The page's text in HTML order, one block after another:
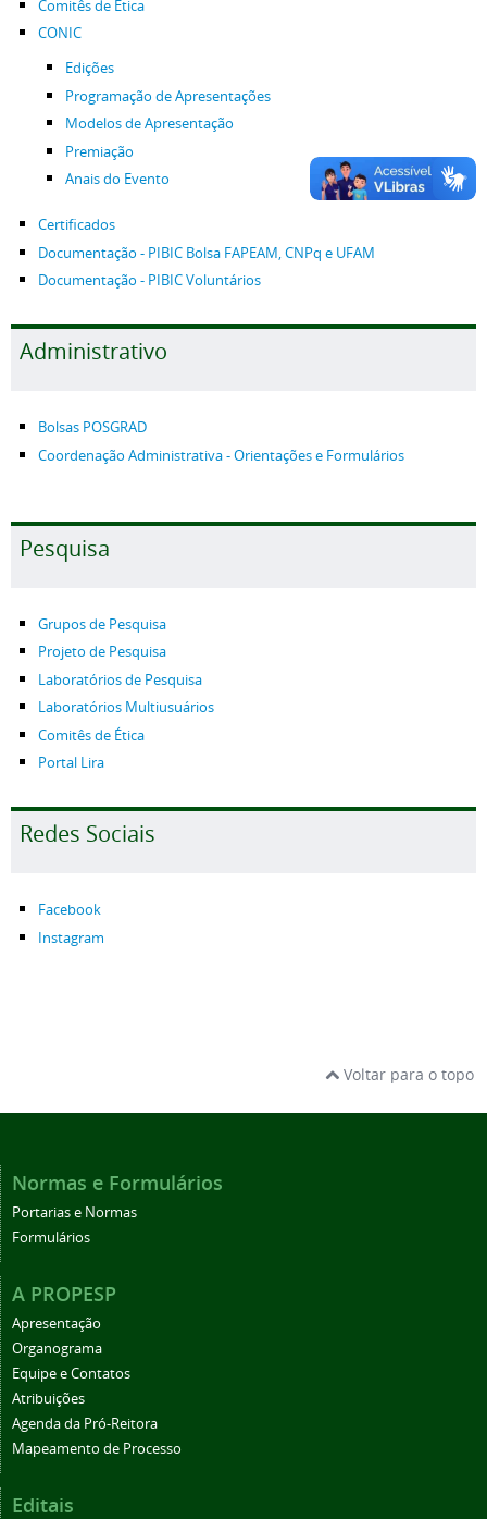
Comitês de Ética
CONIC
Edições
Programação de Apresentações
Modelos de Apresentação
Premiação
Anais do Evento
Certificados
Documentação - PIBIC Bolsa FAPEAM, CNPq e UFAM
Documentação - PIBIC Voluntários
Administrativo
Bolsas POSGRAD
Coordenação Administrativa - Orientações e Formulários
Pesquisa
Grupos de Pesquisa
Projeto de Pesquisa
Laboratórios de Pesquisa
Laboratórios Multiusuários
Comitês de Ética
Portal Lira
Redes Sociais
Facebook
Instagram
Voltar para o topo
Normas e Formulários
Portarias e Normas
Formulários
A PROPESP
Apresentação
Organograma
Equipe e Contatos
Atribuições
Agenda da Pró-Reitora
Mapeamento de Processo
Editais